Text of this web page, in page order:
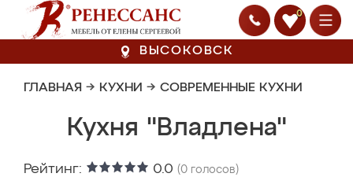
0
ВЫСОКОВСК
ГЛАВНАЯ → КУХНИ → СОВРЕМЕННЫЕ КУХНИ
Кухня "Владлена"
Рейтинг: 0.0 (0 голосов)